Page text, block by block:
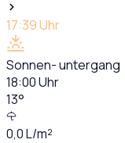
17:39Uhr
Sonnen- untergang
18:00Uhr
13°
0,0L/m²